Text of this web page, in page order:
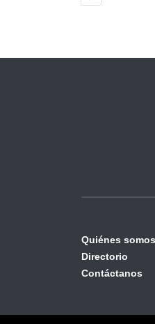
Quiénes somos
Directorio
Contáctanos